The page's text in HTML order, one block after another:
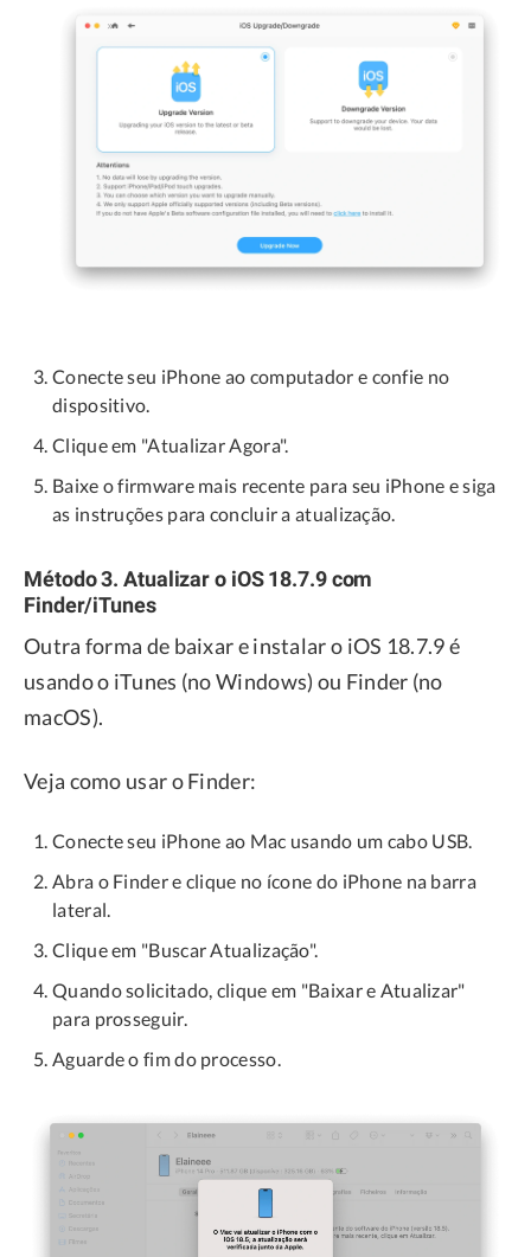
Conecte seu iPhone ao computador e confie no
dispositivo.
Clique em "Atualizar Agora".
Baixe o firmware mais recente para seu iPhone e siga
as instruções para concluir a atualização.
Método 3. Atualizar o iOS 18.7.9 com
Finder/iTunes
Outra forma de baixar e instalar o iOS 18.7.9 é
usando o iTunes (no Windows) ou Finder (no
macOS).
Veja como usar o Finder:
Conecte seu iPhone ao Mac usando um cabo USB.
Abra o Finder e clique no ícone do iPhone na barra
lateral.
Clique em "Buscar Atualização".
Quando solicitado, clique em "Baixar e Atualizar"
para prosseguir.
Aguarde o fim do processo.